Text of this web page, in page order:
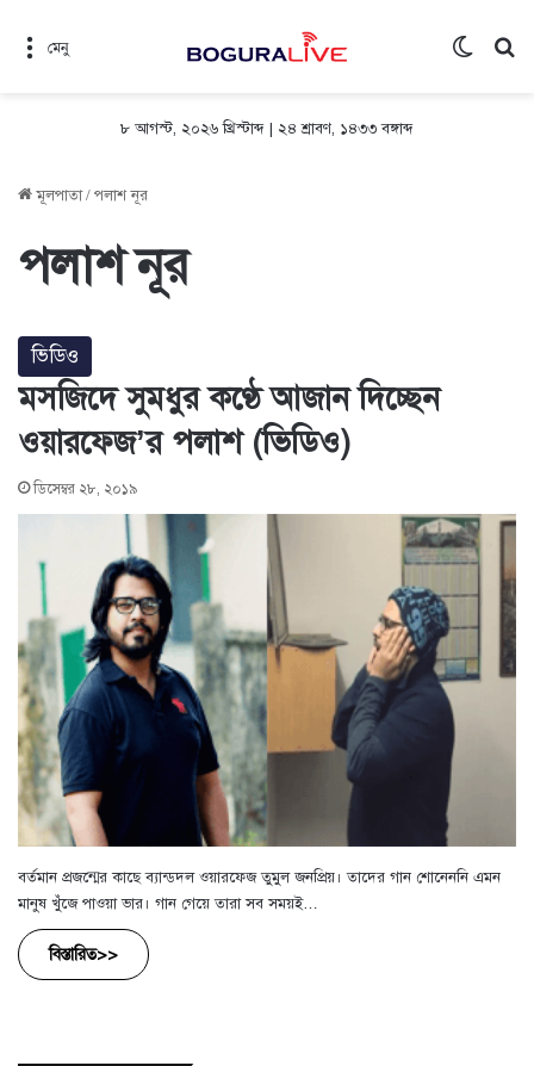
মেনু
৮ আগস্ট, ২০২৬ খ্রিস্টাব্দ | ২৪ শ্রাবণ, ১৪৩৩ বঙ্গাব্দ
মূলপাতা/পলাশ নূর
পলাশ নূর
ভিডিও
মসজিদে সুমধুর কণ্ঠে আজান দিচ্ছেন
ওয়ারফেজ’র পলাশ (ভিডিও)
ডিসেম্বর ২৮, ২০১৯
বর্তমান প্রজন্মের কাছে ব্যান্ডদল ওয়ারফেজ তুমুল জনপ্রিয়। তাদের গান শোনেননি এমন
মানুষ খুঁজে পাওয়া ভার। গান গেয়ে তারা সব সময়ই…
বিস্তারিত>>